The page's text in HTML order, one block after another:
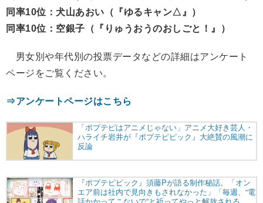
同率10位：犬山あおい（『ゆるキャン△』）
同率10位：空銀子（『りゅうおうのおしごと！』）
男女別や年代別の投票データなどの詳細はアンケート
ページをご覧ください。
⇒アンケートページはこちら